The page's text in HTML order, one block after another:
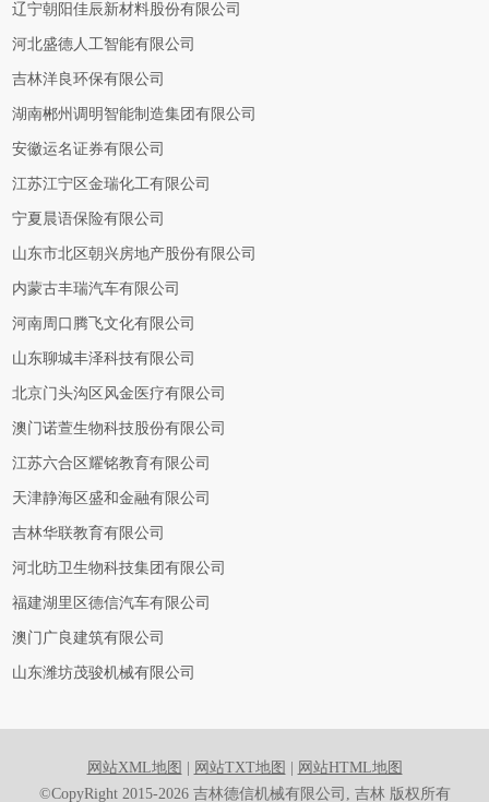
辽宁朝阳佳辰新材料股份有限公司
河北盛德人工智能有限公司
吉林洋良环保有限公司
湖南郴州调明智能制造集团有限公司
安徽运名证券有限公司
江苏江宁区金瑞化工有限公司
宁夏晨语保险有限公司
山东市北区朝兴房地产股份有限公司
内蒙古丰瑞汽车有限公司
河南周口腾飞文化有限公司
山东聊城丰泽科技有限公司
北京门头沟区风金医疗有限公司
澳门诺萱生物科技股份有限公司
江苏六合区耀铭教育有限公司
天津静海区盛和金融有限公司
吉林华联教育有限公司
河北昉卫生物科技集团有限公司
福建湖里区德信汽车有限公司
澳门广良建筑有限公司
山东潍坊茂骏机械有限公司
网站XML地图 网站TXT地图
网站HTML地图
©CopyRight 2015-2026 吉林德信机械有限公司, 吉林 版权所有